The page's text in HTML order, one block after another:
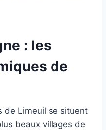
: les
de
de Limeuil se situent
beaux villages de